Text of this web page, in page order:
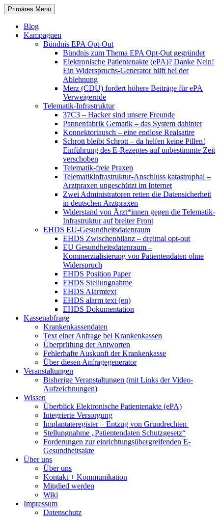
Zum
Inhalt
springen
patientenrechte-datenschutz.de
Suchen
Primäres Menü
Blog
Kampagnen
Bündnis EPA Opt-Out
Bündnis zum Thema EPA Opt-Out gegründet
Elektronische Patientenakte (ePA)? Danke Nein!
Ein Widerspruchs-Generator hilft bei der
Ablehnung
Merz (CDU) fordert höhere Beiträge für ePA
Verweigernde
Telematik-Infrastruktur
37C3 – Hacker sind unsere Freunde
Pannenfabrik Gematik – das System dahinter
Konnektortausch – eine endlose Realsatire
Schrott bleibt Schrott – da helfen keine Pillen!
Einführung des E-Rezeptes auf unbestimmte Zeit
verschoben
Telematik-freie Praxen
Telematikinfrastruktur-Anschluss katastrophal –
Arztpraxen ungeschützt im Internet
Zwei Administratoren retten die Datensicherheit
in deutschen Arztpraxen
Widerstand von Ärzt*innen gegen die Telematik-
Infrastruktur auf breiter Front
EHDS EU-Gesundheitsdatenraum
EHDS Zwischenbilanz – dreimal opt-out
EU Gesundheitsdatenraum –
Kommerzialisierung von Patientendaten ohne
Widerspruch
EHDS Position Paper
EHDS Stellungnahme
EHDS Alarmtext
EHDS alarm text (en)
EHDS Dokumentation
Kassenabfrage
Krankenkassendaten
Text einer Anfrage bei Krankenkassen
Überprüfung der Antworten
Fehlerhafte Auskunft der Krankenkasse
Über diesen Anfragegenerator
Veranstaltungen
Bisherige Veranstaltungen (mit Links der Video-
Aufzeichnungen)
Wissen
Überblick Elektronische Patientenakte (ePA)
Integrierte Versorgung
Implantateregister – Entzug von Grundrechten
Stellungnahme „Patientendaten Schutzgesetz“
Forderungen zur einrichtungsübergreifenden E-
Gesundheitsakte
Über uns
Über uns
Kontakt + Kommunikation
Mitglied werden
Wiki
Impressum
Datenschutz